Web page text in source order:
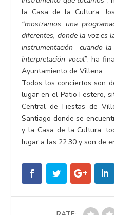
la Casa de la Cultura,
“mostramos una
diferentes, donde la voz es
instrumentación -cuando
interpretación vocal”, ha
Ayuntamiento de Villena.
Todos los conciertos son
lugar en el Patio Festero,
Central de Fiestas de
Santiago donde se
y la Casa de la Cultura,
lugar a las 22:30 y son de